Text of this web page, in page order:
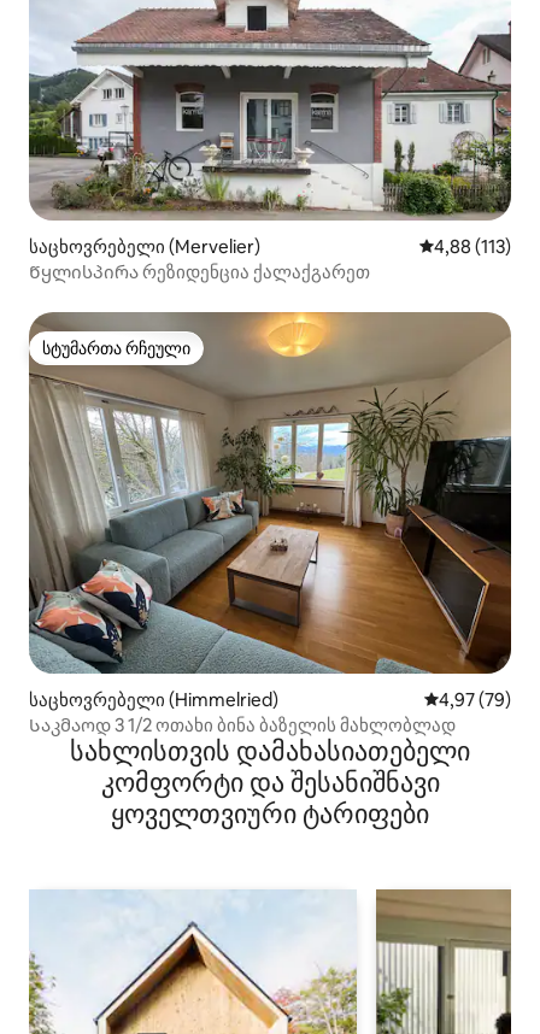
საცხოვრებელი (Mervelier) საშუალო
4,88 (113)
Წყლისპირა რეზიდენცია ქალაქგარეთ
სტუმართა რჩეული
სტუმართა რჩეული
საცხოვრებელი (Himmelried) საშუალო
4,97 (79)
Საკმაოდ 3 1/2 ოთახი ბინა ბაზელის მახლობლად
სახლისთვის დამახასიათებელი
კომფორტი და შესანიშნავი
ყოველთვიური ტარიფები